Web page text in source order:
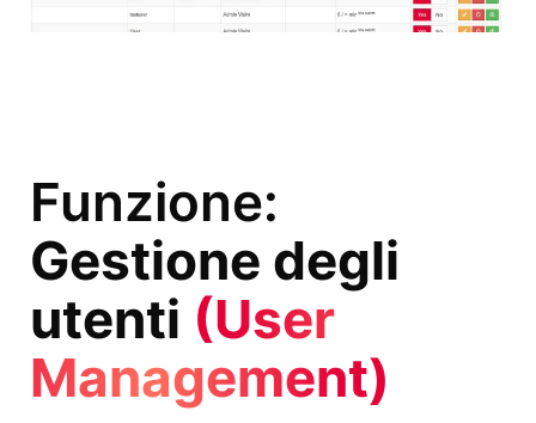
Funzione:
Gestione degli
utenti (User
Management)